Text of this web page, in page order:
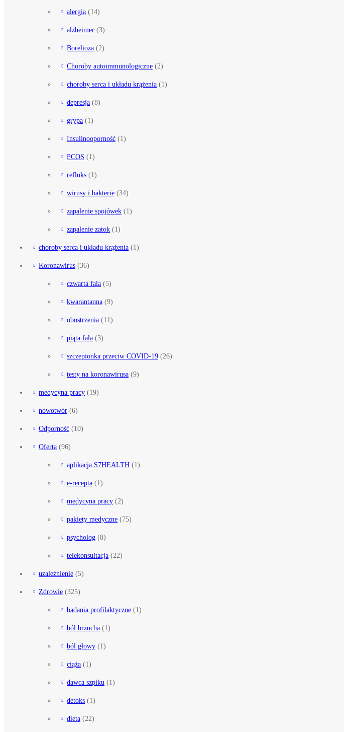
alergia (14)
alzheimer (3)
Borelioza (2)
Choroby autoimmunologiczne (2)
choroby serca i układu krążenia (1)
depresja (8)
grypa (1)
Insulinooporność (1)
PCOS (1)
refluks (1)
wirusy i bakterie (34)
zapalenie spojówek (1)
zapalenie zatok (1)
choroby serca i układu krążenia (1)
Koronawirus (36)
czwarta fala (5)
kwarantanna (9)
obostrzenia (11)
piąta fala (3)
szczepionka przeciw COVID-19 (26)
testy na koronawirusa (9)
medycyna pracy (19)
nowotwór (6)
Odporność (10)
Oferta (96)
aplikacja S7HEALTH (1)
e-recepta (1)
medycyna pracy (2)
pakiety medyczne (75)
psycholog (8)
telekonsultacja (22)
uzależnienie (5)
Zdrowie (325)
badania profilaktyczne (1)
ból brzucha (1)
ból głowy (1)
ciąża (1)
dawca szpiku (1)
detoks (1)
dieta (22)